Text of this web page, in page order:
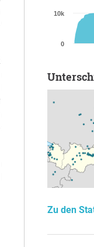
0
10k
Zu den